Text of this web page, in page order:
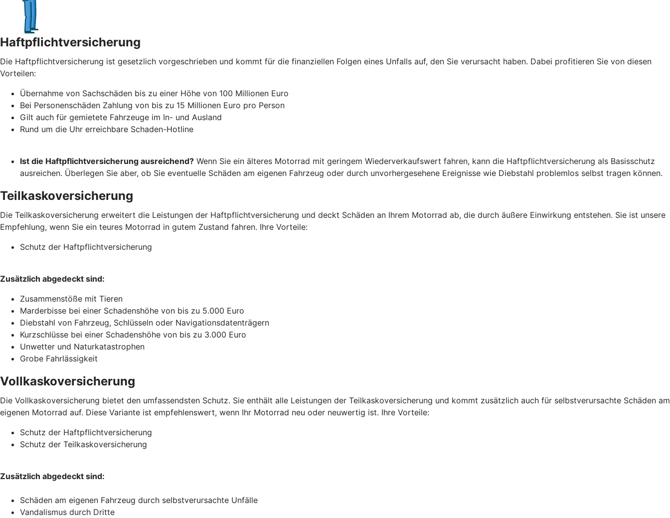
Haftpflichtversicherung
Die Haftpflichtversicherung ist gesetzlich vorgeschrieben und kommt für die finanziellen Folgen eines Unfalls auf, den Sie verursacht haben. Dabei profitieren Sie von diesen
Vorteilen:
Übernahme von Sachschäden bis zu einer Höhe von 100 Millionen Euro
Bei Personenschäden Zahlung von bis zu 15 Millionen Euro pro Person
Gilt auch für gemietete Fahrzeuge im In- und Ausland
Rund um die Uhr erreichbare Schaden-Hotline
Ist die Haftpflichtversicherung ausreichend? Wenn Sie ein älteres Motorrad mit geringem Wiederverkaufswert fahren, kann die Haftpflichtversicherung als Basisschutz
ausreichen. Überlegen Sie aber, ob Sie eventuelle Schäden am eigenen Fahrzeug oder durch unvorhergesehene Ereignisse wie Diebstahl problemlos selbst tragen können.
Teilkaskoversicherung
Die Teilkaskoversicherung erweitert die Leistungen der Haftpflichtversicherung und deckt Schäden an Ihrem Motorrad ab, die durch äußere Einwirkung entstehen. Sie ist unsere
Empfehlung, wenn Sie ein teures Motorrad in gutem Zustand fahren. Ihre Vorteile:
Schutz der Haftpflichtversicherung
Zusätzlich abgedeckt sind:
Zusammenstöße mit Tieren
Marderbisse bei einer Schadenshöhe von bis zu 5.000 Euro
Diebstahl von Fahrzeug, Schlüsseln oder Navigationsdatenträgern
Kurzschlüsse bei einer Schadenshöhe von bis zu 3.000 Euro
Unwetter und Naturkatastrophen
Grobe Fahrlässigkeit
Vollkaskoversicherung
Die Vollkaskoversicherung bietet den umfassendsten Schutz. Sie enthält alle Leistungen der Teilkaskoversicherung und kommt zusätzlich auch für selbstverursachte Schäden am
eigenen Motorrad auf. Diese Variante ist empfehlenswert, wenn Ihr Motorrad neu oder neuwertig ist. Ihre Vorteile:
Schutz der Haftpflichtversicherung
Schutz der Teilkaskoversicherung
Zusätzlich abgedeckt sind:
Schäden am eigenen Fahrzeug durch selbstverursachte Unfälle
Vandalismus durch Dritte